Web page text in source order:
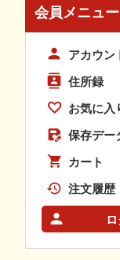
会員メニュー
アカウン
住所録
お気に入
保存デー
カート
注文履歴